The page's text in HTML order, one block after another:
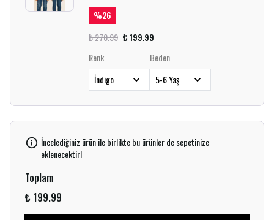
%26
₺ 270.99 ₺ 199.99
Renk
Beden
İncelediğiniz ürün ile birlikte bu ürünler de sepetinize
eklenecektir!
Toplam
₺ 199.99